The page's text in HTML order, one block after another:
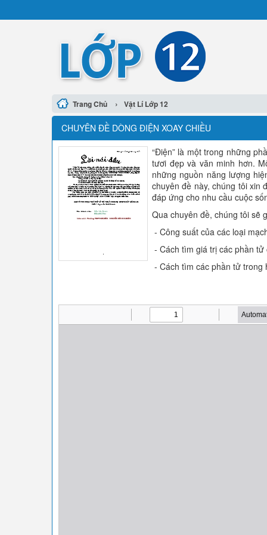
Trang Chủ › Vật Lí Lớp 12
CHUYÊN ĐỀ DÒNG ĐIỆN XOAY CHIỀU
“Điện” là một trong những
tươi đẹp và văn minh hơn.
những nguồn năng lượng
chuyên đề này, chúng tôi xin
đáp ứng cho nhu cầu cuộc
Qua chuyên đề, chúng tôi sẽ
- Công suất của các loại
- Cách tìm giá trị các phần
- Cách tìm các phần tử trong